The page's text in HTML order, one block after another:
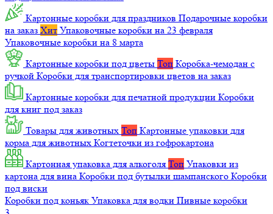
Картонные коробки для праздников Подарочные коробки
на заказ Хит Упаковочные коробки на 23 февраля
Упаковочные коробки на 8 марта
Картонные коробки под цветы Топ Коробка-чемодан с
ручкой Коробки для транспортировки цветов на заказ
Картонные коробки для печатной продукции Коробки
для книг под заказ
Товары для животных Топ Картонные упаковки для
корма для животных Когтеточки из гофрокартона
Картонная упаковка для алкоголя Топ Упаковки из
картона для вина Коробки под бутылки шампанского Коробки
под виски
Коробки под коньяк Упаковка для водки Пивные коробки